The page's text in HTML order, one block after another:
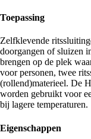
Toepassing
Zelfklevende
doorgangen of sluizen
brengen op de plek
voor personen, twee
(rollend)materieel. De
worden gebruikt voor
bij lagere temperaturen.
Eigenschappen